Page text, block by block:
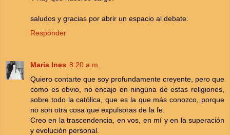
saludos y gracias por abrir un espacio al debate.
Responder
Maria Ines 8:20 a.m.
Quiero contarte que soy profundamente creyente, pero que
como es obvio, no encajo en ninguna de estas religiones,
sobre todo la católica, que es la que más conozco, porque
no son otra cosa que expulsoras de la fe.
Creo en la trascendencia, en vos, en mí y en la superación
y evolución personal.